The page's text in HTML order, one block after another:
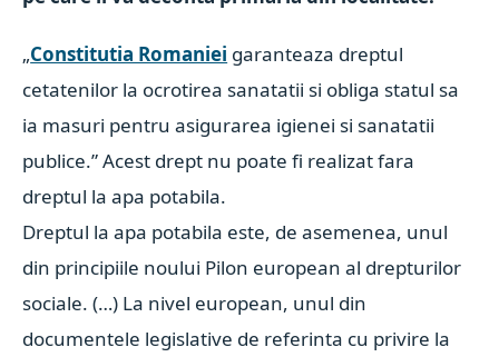
„Constitutia Romaniei garanteaza dreptul
cetatenilor la ocrotirea sanatatii si obliga statul sa
ia masuri pentru asigurarea igienei si sanatatii
publice.” Acest drept nu poate fi realizat fara
dreptul la apa potabila.
Dreptul la apa potabila este, de asemenea, unul
din principiile noului Pilon european al drepturilor
sociale. (…) La nivel european, unul din
documentele legislative de referinta cu privire la